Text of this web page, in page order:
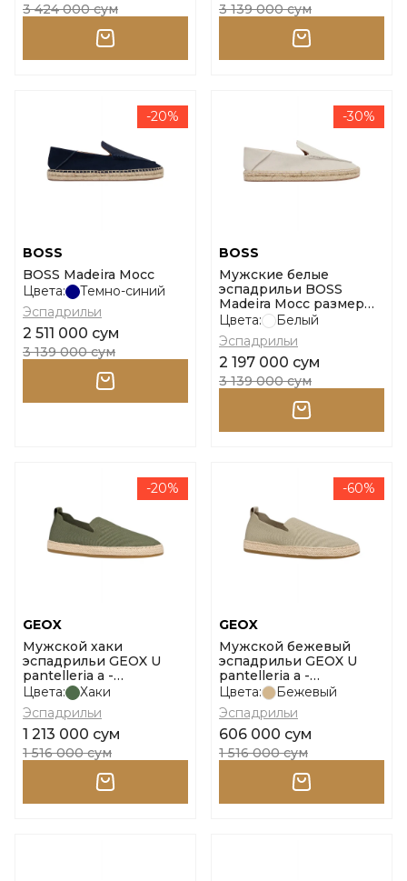
3 424 000 сум 3 139 000 сум
-20%
BOSS
BOSS Madeira Mocc
Цвета:
Темно-синий
Эспадрильи
2 511 000 сум
3 139 000 сум
-30%
BOSS
Мужские белые
эспадрильи BOSS
Madeira Mocc размер
40
Цвета:
Белый
Эспадрильи
2 197 000 сум
3 139 000 сум
-20%
GEOX
Мужской хаки
эспадрильи GEOX U
pantelleria a -
tess.maglia размер 40
Цвета:
Хаки
Эспадрильи
1 213 000 сум
1 516 000 сум
-60%
GEOX
Мужской бежевый
эспадрильи GEOX U
pantelleria a -
tess.maglia размер 40
Цвета:
Бежевый
Эспадрильи
606 000 сум
1 516 000 сум